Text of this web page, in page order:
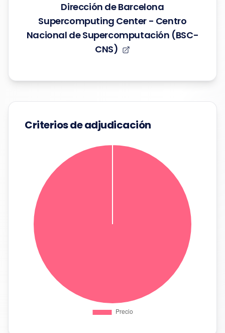
Dirección de Barcelona
Supercomputing Center - Centro
Nacional de Supercomputación (BSC-
CNS)
Criterios de adjudicación